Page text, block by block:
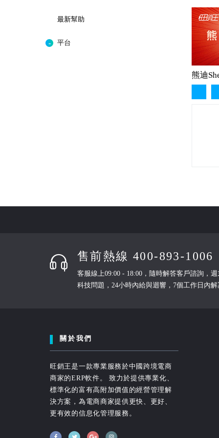
最新幫助
平台
熊迪
售前熱線 400-893-1006
客服線上09:00 - 18:00，隨時解答客戶諮詢，
科技問題，24小時內給與迴響，7個工作日內
關於我們
旺銷王是一款專業服務於中國跨境電商
商家的ERP軟件。 致力於提供專業化、
標準化的富有高附加價值的經營管理解
決方案，為電商商家提供更快、更好、
更有效的信息化管理服務。